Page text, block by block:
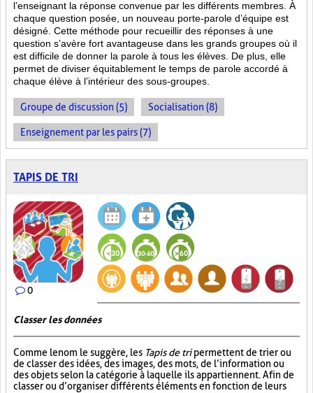
l’enseignant la réponse convenue par les différents membres. À
chaque question posée, un nouveau porte-parole d’équipe est
désigné. Cette méthode pour recueillir des réponses à une
question s’avère fort avantageuse dans les grands groupes où il
est difficile de donner la parole à tous les élèves. De plus, elle
permet de diviser équitablement le temps de parole accordé à
chaque élève à l’intérieur des sous-groupes.
Groupe de discussion (5) Socialisation (8)
Enseignement par les pairs (7)
TAPIS DE TRI
0
Classer les données
Comme le nom le suggère, les Tapis de tripermettent de trier ou
de classer des idées, des images, des mots, de l’information ou
des objets selon la catégorie à laquelle ils appartiennent. Afin de
classer ou d’organiser différents éléments en fonction de leurs